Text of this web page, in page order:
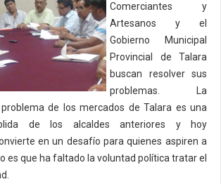
Comerciantes y
Artesanos y el
Gobierno Municipal
Provincial de Talara
buscan resolver sus
problemas. La
de los mercados de Talara es una
de los alcaldes anteriores y hoy
en un desafío para quienes aspiren a
es que ha faltado la voluntad política tratar el